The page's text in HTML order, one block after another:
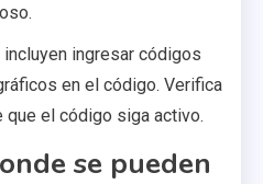
ingresar códigos
en el código. Verifica
que el código siga activo.
se pueden